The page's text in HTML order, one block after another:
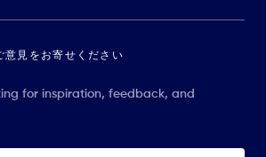
見をお寄せください
for inspiration, feedback, and